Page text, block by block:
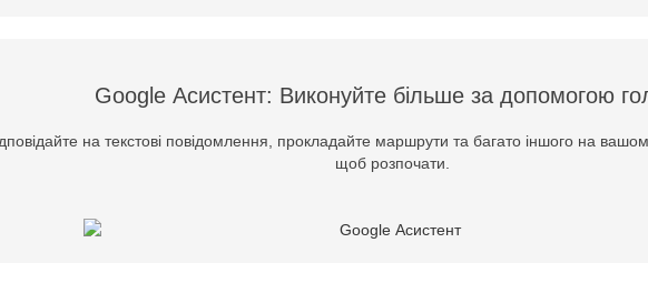
Google Асистент: Виконуйте більше за допомогою
на текстові повідомлення, прокладайте маршрути та багато іншого на
щоб розпочати.